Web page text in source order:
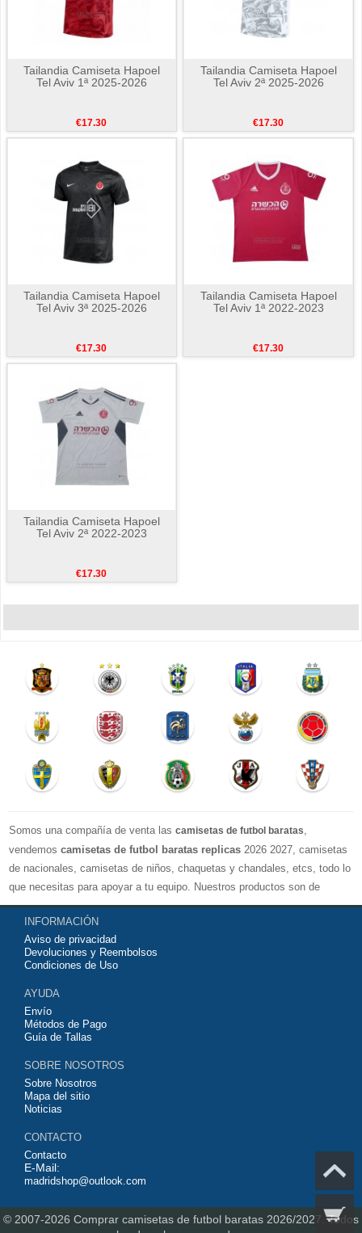
Tailandia Camiseta Hapoel
Tel Aviv 1ª 2025-2026
€17.30
Tailandia Camiseta Hapoel
Tel Aviv 2ª 2025-2026
€17.30
Tailandia Camiseta Hapoel
Tel Aviv 3ª 2025-2026
€17.30
Tailandia Camiseta Hapoel
Tel Aviv 1ª 2022-2023
€17.30
Tailandia Camiseta Hapoel
Tel Aviv 2ª 2022-2023
€17.30
Somos una compañía de venta las camisetas de futbol baratas
vendemos camisetas de futbol baratas replicas 2026 2027, camisetas
de nacionales, camisetas de niños, chaquetas y chandales, etcs, todo lo
que necesitas para apoyar a tu equipo. Nuestros productos son de
exelente calidad y buen precio. Espero que usted puede estar satisfecho,
Agradecemos sus comentarios y sugerencias.
INFORMACIÓN
Aviso de privacidad
Devoluciones y Reembolsos
Condiciones de Uso
AYUDA
Envío
Métodos de Pago
Guía de Tallas
SOBRE NOSOTROS
Sobre Nosotros
Mapa del sitio
Noticias
CONTACTO
Contacto
E-Mail:
madridshop@outlook.com
© 2007-2026 Comprar camisetas de futbol baratas 2026/2027.Todos